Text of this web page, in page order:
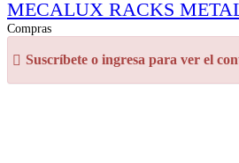
MECALUX RACKS
Compras
Suscríbete o ingresa para ver el